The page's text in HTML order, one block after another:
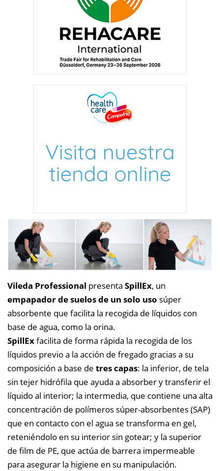
Vileda Professional presenta SpillEx, un
empapador de suelos de un solo uso súper
absorbente que facilita la recogida de líquidos con
base de agua, como la orina.
SpillExfacilita de forma rápida la recogida de los
líquidos previo a la acción de fregado gracias a su
composición a base de tres capas: la inferior, de tela
sin tejer hidrófila que ayuda a absorber y transferir el
líquido al interior; la intermedia, que contiene una alta
concentración de polímeros súper-absorbentes (SAP)
que en contacto con el agua se transforma en gel,
reteniéndolo en su interior sin gotear; y la superior
de film de PE, que actúa de barrera impermeable
para asegurar la higiene en su manipulación.